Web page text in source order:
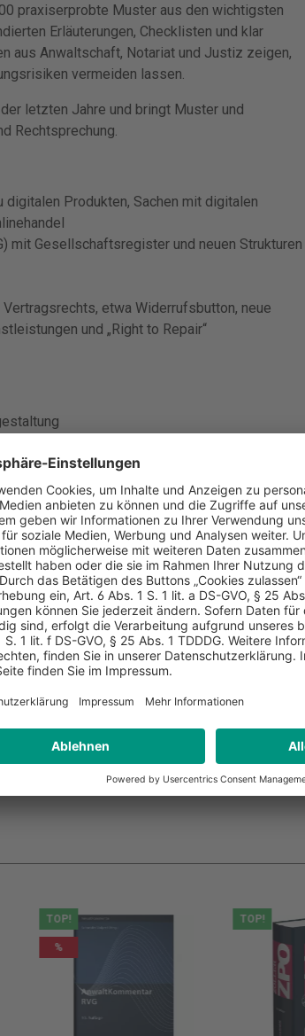
praxiserprobte Muster aus den wichtigsten
Erläuterungen, Checklisten und klar
aus Anwaltschaft, Notariat und Justiz zeigen,
vermeiden lassen.
letzten Jahre und bringt Muster und
Rechtsprechung.
Produkten, Sachen mit digitalen
Gesellschaftsregister und neuen Strukturen
etwa Widerrufsbutton, neue
und „Right to Repair“
TOP!
%
TOP!